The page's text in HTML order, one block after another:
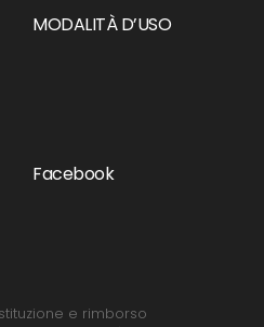
MODALITÀ D’USO
Facebook
e rimborso